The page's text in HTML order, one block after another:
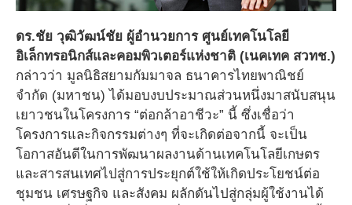
ดร.ชัย วุฒิวัฒน์ชัย ผู้อำนวยการ ศูนย์เทคโนโลยี
อิเล็กทรอนิกส์และคอมพิวเตอร์แห่งชาติ (เนคเทค สวทช.)
กล่าวว่า มูลนิธิสยามกัมมาจล ธนาคารไทยพาณิชย์
จำกัด (มหาชน) ได้มอบงบประมาณส่วนหนึ่งมาสนับสนุน
เยาวชนในโครงการ “ต่อกล้าอาชีวะ” นี้ ซึ่งเชื่อว่า
โครงการและกิจกรรมต่างๆ ที่จะเกิดต่อจากนี้ จะเป็น
โอกาสอันดีในการพัฒนาผลงานด้านเทคโนโลยีเกษตร
และสารสนเทศไปสู่การประยุกต์ใช้ให้เกิดประโยชน์ต่อ
ชุมชน เศรษฐกิจ และสังคม ผลักดันไปสู่กลุ่มผู้ใช้งานได้